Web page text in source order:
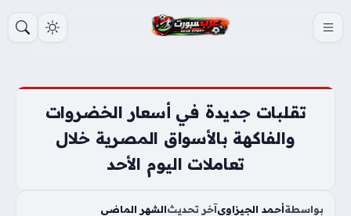
تقلبات جديدة في أسعار الخضروات
والفاكهة بالأسواق المصرية خلال
تعاملات اليوم الأحد
بواسطةأحمد الجيزاويآخر تحديثالشهر الماضي